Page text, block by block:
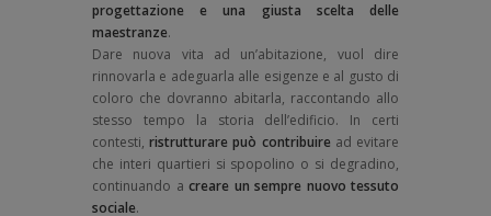
progettazione e una giusta scelta delle
maestranze.
Dare nuova vita ad un’abitazione, vuol dire
rinnovarla e adeguarla alle esigenze e al gusto di
coloro che dovranno abitarla, raccontando allo
stesso tempo la storia dell’edificio. In certi
contesti, ristrutturare può contribuire ad evitare
che interi quartieri si spopolino o si degradino,
continuando a creare un sempre nuovo tessuto
sociale.